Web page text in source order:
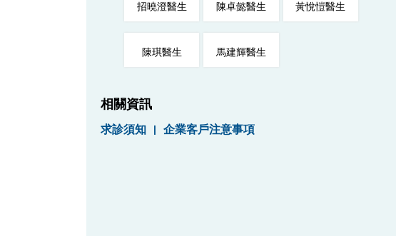
招曉澄醫生 陳卓懿醫生 黃悅愷醫生
陳琪醫生 馬建輝醫生
相關資訊
求診須知 | 企業客戶注意事項